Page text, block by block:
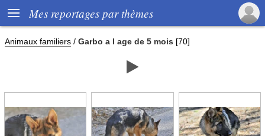
 Mes reportages par thèmes
Animaux familiers / Garbo a l age de 5 mois [70]
